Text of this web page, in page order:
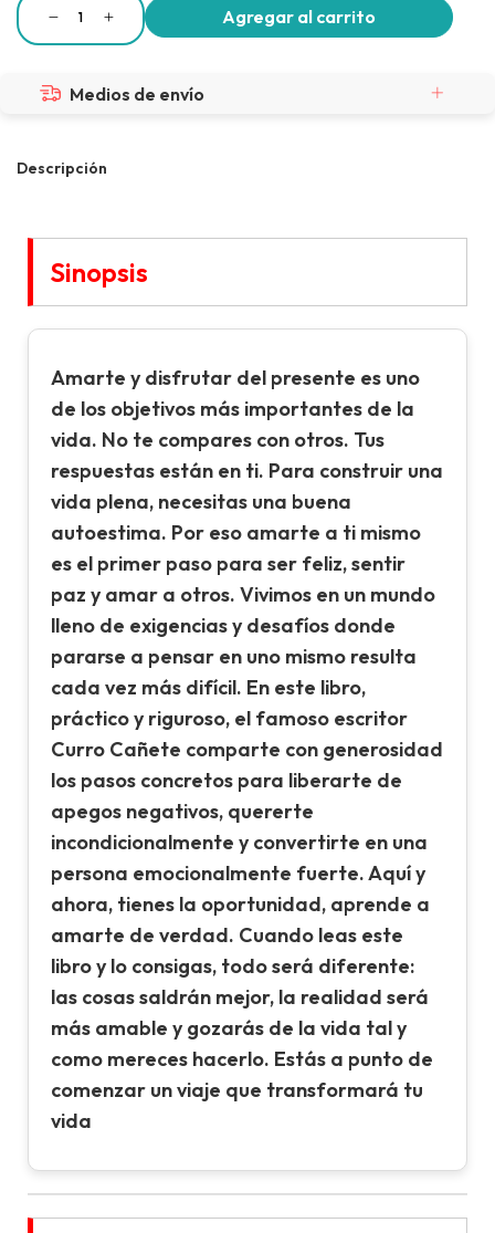
Medios de envío
Descripción
Sinopsis
Amarte y disfrutar del presente es uno
de los objetivos más importantes de la
vida. No te compares con otros. Tus
respuestas están en ti. Para construir una
vida plena, necesitas una buena
autoestima. Por eso amarte a ti mismo
es el primer paso para ser feliz, sentir
paz y amar a otros. Vivimos en un mundo
lleno de exigencias y desafíos donde
pararse a pensar en uno mismo resulta
cada vez más difícil. En este libro,
práctico y riguroso, el famoso escritor
Curro Cañete comparte con generosidad
los pasos concretos para liberarte de
apegos negativos, quererte
incondicionalmente y convertirte en una
persona emocionalmente fuerte. Aquí y
ahora, tienes la oportunidad, aprende a
amarte de verdad. Cuando leas este
libro y lo consigas, todo será diferente:
las cosas saldrán mejor, la realidad será
más amable y gozarás de la vida tal y
como mereces hacerlo. Estás a punto de
comenzar un viaje que transformará tu
vida